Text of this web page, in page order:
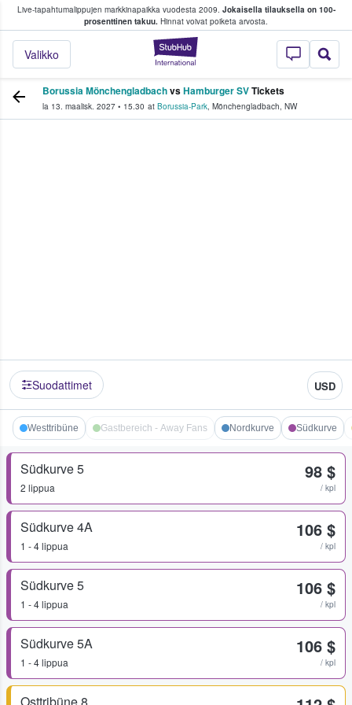
Live-tapahtumalippujen markkinapaikka vuodesta 2009. Jokaisella tilauksella on 100-
prosenttinen takuu. Hinnat voivat poiketa arvosta.
StubHub -
Valikko
fanit ostavat ja myyvät lippuja
Borussia MönchengladbachvsHamburger SVTickets
la 13. maalisk. 2027 • 15.30 at Borussia-Park, Mönchengladbach, NW
Suodattimet USD
Westtribüne Gastbereich - Away Fans Nordkurve Südkurve
Südkurve 5
2 lippua
98 $
/ kpl
Südkurve 4A
1 - 4 lippua
106 $
/ kpl
Südkurve 5
1 - 4 lippua
106 $
/ kpl
Südkurve 5A
1 - 4 lippua
106 $
/ kpl